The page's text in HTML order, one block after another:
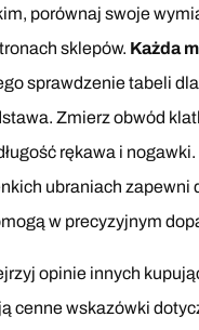
porównaj swoje
sklepów. Każda
sprawdzenie tabeli
Zmierz obwód
rękawa i
ubraniach zapewni
w precyzyjnym
opinie innych
cenne wskazówki